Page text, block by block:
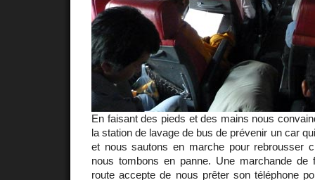
En faisant des pieds et des mains nous
la station de lavage de bus de prévenir un car
et nous sautons en marche pour rebrousser
nous tombons en panne. Une marchande
route accepte de nous prêter son téléphone